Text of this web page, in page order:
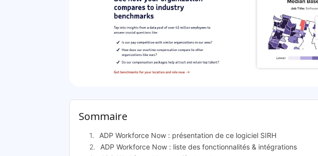
Sommaire
ADP Workforce Now : présentation de ce logiciel SIRH
ADP Workforce Now : liste des fonctionnalités & intégrations